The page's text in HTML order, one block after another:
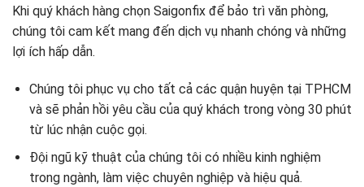
Khi quý khách hàng chọn Saigonfix để bảo trì văn phòng,
chúng tôi cam kết mang đến dịch vụ nhanh chóng và những
lợi ích hấp dẫn.
Chúng tôi phục vụ cho tất cả các quận huyện tại TPHCM
và sẽ phản hồi yêu cầu của quý khách trong vòng 30 phút
từ lúc nhận cuộc gọi.
Đội ngũ kỹ thuật của chúng tôi có nhiều kinh nghiệm
trong ngành, làm việc chuyên nghiệp và hiệu quả.